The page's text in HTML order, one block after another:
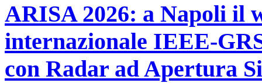
ARISA 2026: a Napoli il
internazionale IEEE-
con Radar ad Apertura